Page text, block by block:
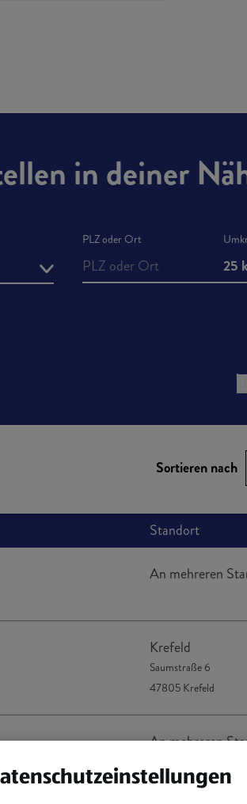
in deiner
PLZ oder Ort
25
Sortieren nach
Standort
An mehreren
Krefeld
Saumstraße 6
47805 Krefeld
An mehreren